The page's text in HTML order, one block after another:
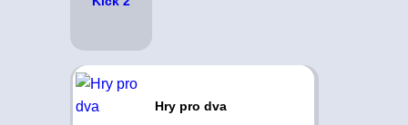
Hry pro dva